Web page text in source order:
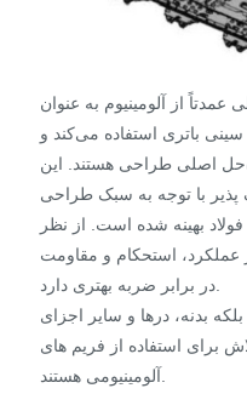
عمدتاً از آلومینیوم به عنوان
سینی باتری استفاده می‌کند و
اصلی طراحی هستند. این
پذیر با توجه به سبک طراحی
بهینه شده است. از نظر
عملکرد، استحکام و مقاومت
در برابر ضربه بهتری دارد.
بدنه، درها و سایر اجزای
برای استفاده از فریم های